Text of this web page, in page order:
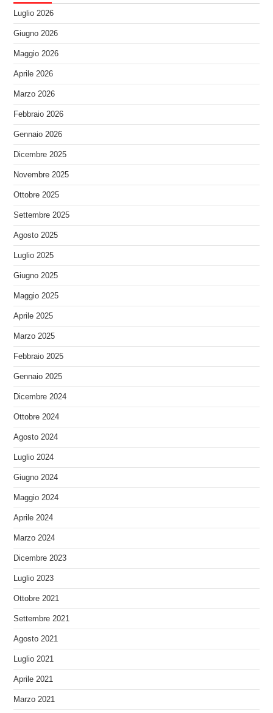
Luglio 2026
Giugno 2026
Maggio 2026
Aprile 2026
Marzo 2026
Febbraio 2026
Gennaio 2026
Dicembre 2025
Novembre 2025
Ottobre 2025
Settembre 2025
Agosto 2025
Luglio 2025
Giugno 2025
Maggio 2025
Aprile 2025
Marzo 2025
Febbraio 2025
Gennaio 2025
Dicembre 2024
Ottobre 2024
Agosto 2024
Luglio 2024
Giugno 2024
Maggio 2024
Aprile 2024
Marzo 2024
Dicembre 2023
Luglio 2023
Ottobre 2021
Settembre 2021
Agosto 2021
Luglio 2021
Aprile 2021
Marzo 2021